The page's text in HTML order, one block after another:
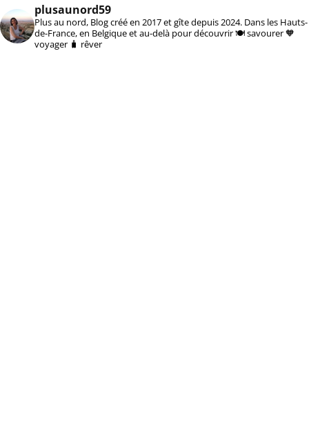
plusaunord59
Plus au nord, Blog créé en 2017 et gîte depuis 2024. Dans les Hauts-
de-France, en Belgique et au-delà pour découvrir 🍽️ savourer 🧡
voyager 🧳 rêver